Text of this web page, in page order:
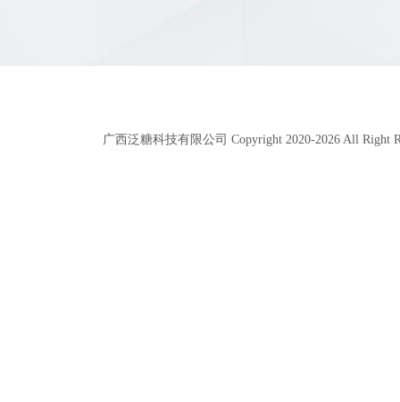
广西泛糖科技有限公司 Copyright 2020-2026 All Right